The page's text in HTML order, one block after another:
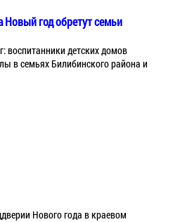
год обретут семьи
воспитанники детских домов
в семьях Билибинского района и
Нового года в краевом